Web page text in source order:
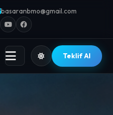
basaranbmo@gmail.com
Teklif Al